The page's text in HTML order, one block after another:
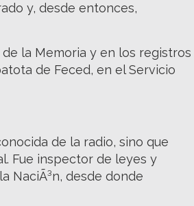
y, desde entonces,
la Memoria y en los registros
de Feced, en el Servicio
de la radio, sino que
Fue inspector de leyes y
NaciÃ³n, desde donde